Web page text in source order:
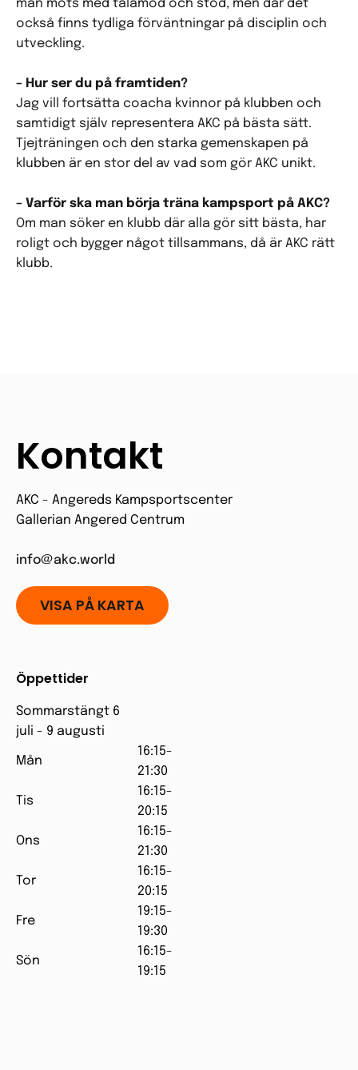
man möts med tålamod och stöd, men där det
också finns tydliga förväntningar på disciplin och
utveckling.
– Hur ser du på framtiden?
Jag vill fortsätta coacha kvinnor på klubben och
samtidigt själv representera AKC på bästa sätt.
Tjejträningen och den starka gemenskapen på
klubben är en stor del av vad som gör AKC unikt.
– Varför ska man börja träna kampsport på AKC?
Om man söker en klubb där alla gör sitt bästa, har
roligt och bygger något tillsammans, då är AKC rätt
klubb.
Kontakt
AKC - Angereds Kampsportscenter
Gallerian Angered Centrum
info@akc.world
VISA PÅ KARTA
Öppettider
Sommarstängt 6
juli - 9 augusti
Mån
16:15-
21:30
Tis
16:15-
20:15
Ons
16:15-
21:30
Tor
16:15-
20:15
Fre
19:15-
19:30
Sön
16:15-
19:15